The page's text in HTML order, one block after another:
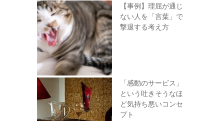
【事例】理屈が通じ
ない人を「言葉」で
撃退する考え方
「感動のサービス」
という吐きそうなほ
ど気持ち悪いコンセ
プト